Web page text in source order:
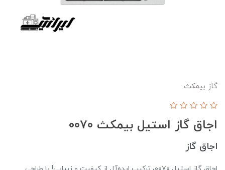
گاز بیمکث
اجاق گاز استیل بیمکث ۰۰۷۰
اجاق گاز